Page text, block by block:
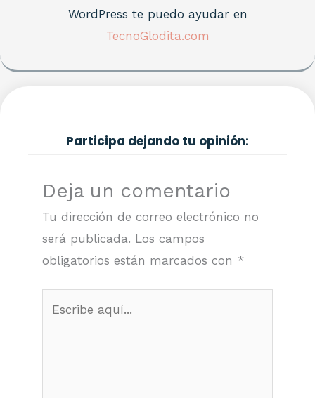
WordPress te puedo ayudar en
TecnoGlodita.com
Participa dejando tu opinión:
Deja un comentario
Tu dirección de correo electrónico no
será publicada. Los campos
obligatorios están marcados con *